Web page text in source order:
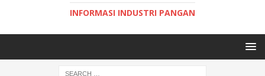
INFORMASI INDUSTRI PANGAN